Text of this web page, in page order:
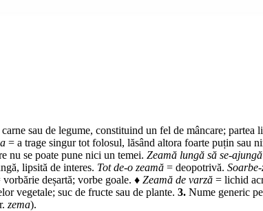
sau de legume, constituind un fel de mâncare; partea
= a trage singur tot folosul, lăsând altora foarte puțin sau
nu se poate pune nici un temei. Zeamă lungă să se-ajungă
lipsită de interes. Tot de-o zeamă = deopotrivă.
vorbărie deșartă; vorbe goale. ♦ Zeamă de varză = lichid
vegetale; suc de fructe sau de plante. 3. Nume generic
zema).